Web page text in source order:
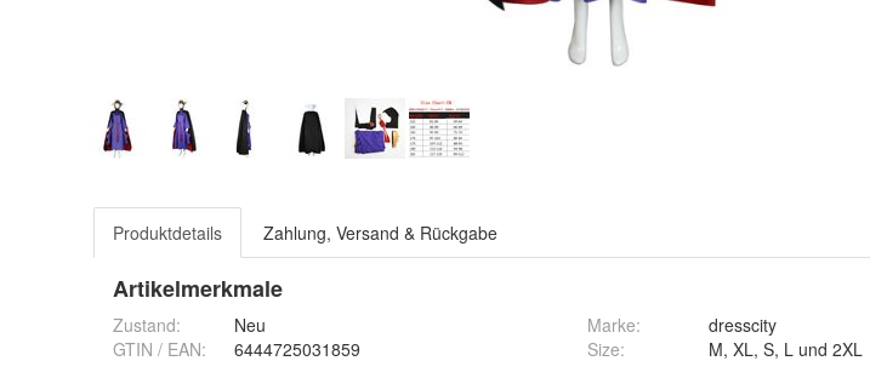
Produktdetails Zahlung, Versand & Rückgabe
Artikelmerkmale
Zustand:
Neu
GTIN / EAN:
6444725031859
Marke:
dresscity
Size: M, XL, S, L und 2XL